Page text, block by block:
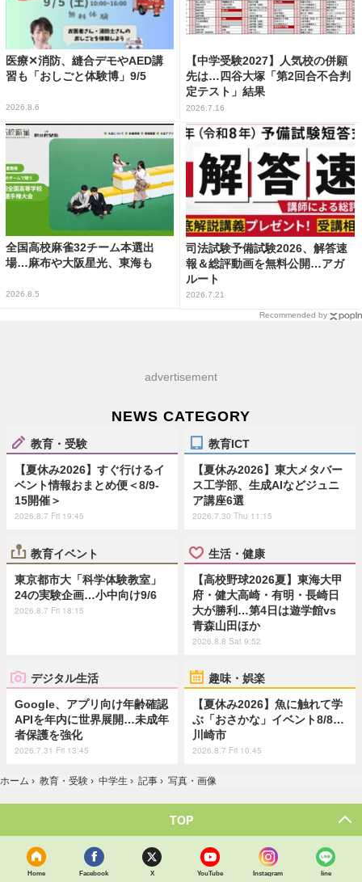
医療✕消防、縫合デモやAED講
習も「おしごと体験博」9/5
2026.8.6
【中学受験2027】人気校の併願
先は…四谷大塚「第2回合不合判
定テスト」結果
2026.7.16
全国高校麻雀32チーム本選出
場…麻布や大阪星光、東海も
2026.8.5
司法試験予備試験2026、解答速
報＆総評動画を無料公開…アガ
ルート
2026.7.21
Recommended by
advertisement
NEWS CATEGORY
教育・受験
【夏休み2026】すぐ行けるイ
ベント情報おまとめ便＜8/9-
15開催＞
2026.8.7 Fri 19:45
教育ICT
【夏休み2026】東大メタバー
ス工学部、生成AIなどジュニ
ア講座6選
2026.7.30 Thu 11:15
教育イベント
東京都市大「科学体験教室」
24の実験企画…小中向け9/6
2026.8.7 Fri 18:15
生活・健康
【高校野球2026夏】東海大甲
府・健大高崎・有明・長崎日
大が勝利…第4日は遊学館vs
青森山田ほか
2026.8.8 Sat 9:52
デジタル生活
Google、アプリ向け年齢確認
APIを年内に世界展開…未成年
者保護を強化
2026.7.31 Fri 13:45
趣味・娯楽
【夏休み2026】魚に触れて学
ぶ「おさかな」イベント8/8…
川崎市
2026.8.7 Fri 10:45
ホーム › 教育・受験 › 中学生 › 記事 › 写真・画像
TOP
Home Facebook X YouTube Instagram line